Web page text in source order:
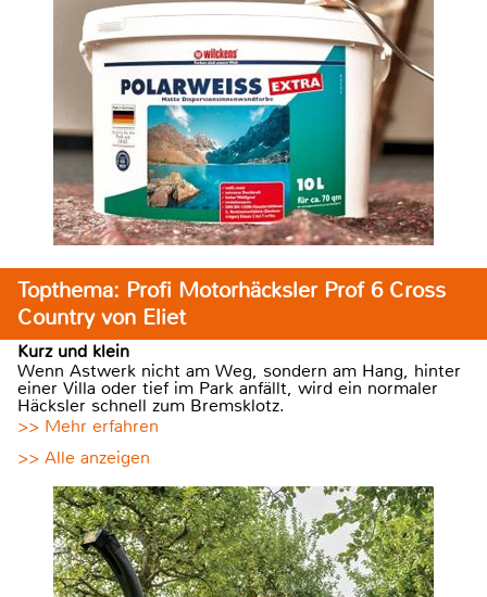
Topthema: Profi Motorhäcksler Prof 6 Cross
Country von Eliet
Kurz und klein
Wenn Astwerk nicht am Weg, sondern am Hang, hinter
einer Villa oder tief im Park anfällt, wird ein normaler
Häcksler schnell zum Bremsklotz.
>> Mehr erfahren
>> Alle anzeigen